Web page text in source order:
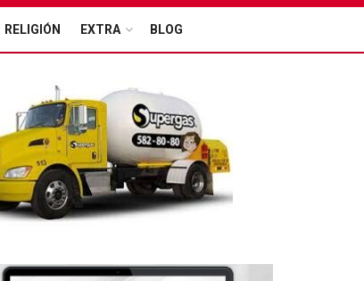
RELIGIÓN EXTRA BLOG